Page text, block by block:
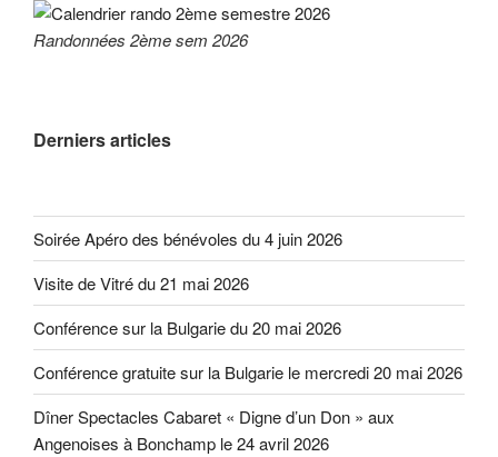
Randonnées 2ème sem 2026
Derniers articles
Soirée Apéro des bénévoles du 4 juin 2026
Visite de Vitré du 21 mai 2026
Conférence sur la Bulgarie du 20 mai 2026
Conférence gratuite sur la Bulgarie le mercredi 20 mai 2026
Dîner Spectacles Cabaret « Digne d’un Don » aux
Angenoises à Bonchamp le 24 avril 2026